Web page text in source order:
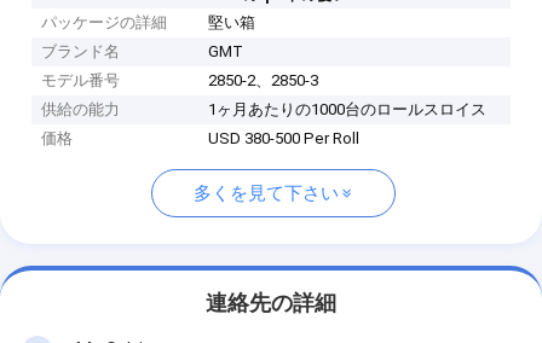
パッケージの詳細
堅い箱
ブランド名
GMT
モデル番号
2850-2、2850-3
供給の能力
1ヶ月あたりの1000台のロールスロイス
価格
USD 380-500 Per Roll
多くを見て下さい
連絡先の詳細